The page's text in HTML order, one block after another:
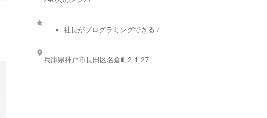
社長がプログラミングできる /
兵庫県神戸市長田区名倉町2-1-27